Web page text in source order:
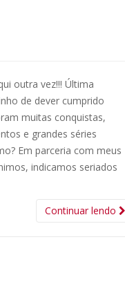
outra vez!!! Última
de dever cumprido
muitas conquistas,
e grandes séries
Em parceria com meus
indicamos seriados
Continuar lendo